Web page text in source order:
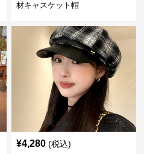
材キャスケット帽
¥4,280 (税込)